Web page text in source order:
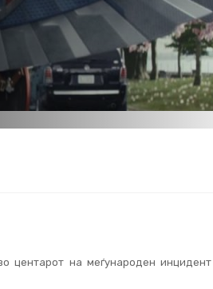
центарот на меѓународен